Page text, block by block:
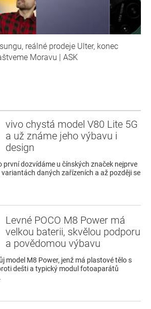
reálné prodeje Ulter, konec
Moravu | ASK
vivo chystá model V80 Lite 5G
a už známe jeho výbavu i
design
první dozvídáme u čínských značek nejprve
daných zařízeních a až později se
Levné POCO M8 Power má
velkou baterii, skvělou podporu
a povědomou výbavu
model M8 Power, jenž má plastové tělo s
dešti a typický modul fotoaparátů